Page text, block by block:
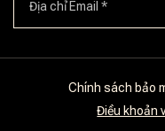
Chính sách bảo
Điều khoản